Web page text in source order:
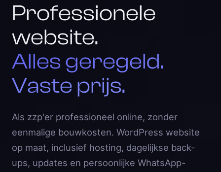
Professionele
website.
Alles geregeld.
Vaste prijs.
Als zzp'er professioneel online, zonder
eenmalige bouwkosten. WordPress website
op maat, inclusief hosting, dagelijkse back-
ups, updates en persoonlijke WhatsApp-